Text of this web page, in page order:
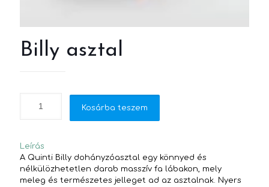
Billy asztal
Kosárba teszem
Leírás
A Quinti Billy dohányzóasztal egy könnyed és
nélkülözhetetlen darab masszív fa lábakon, mely
meleg és természetes jelleget ad az asztalnak. Nyers